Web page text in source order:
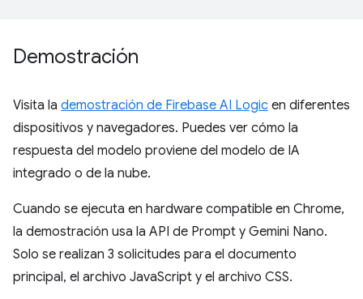
Demostración
Visita la demostración de Firebase AI Logic en diferentes
dispositivos y navegadores. Puedes ver cómo la
respuesta del modelo proviene del modelo de IA
integrado o de la nube.
Cuando se ejecuta en hardware compatible en Chrome,
la demostración usa la API de Prompt y Gemini Nano.
Solo se realizan 3 solicitudes para el documento
principal, el archivo JavaScript y el archivo CSS.